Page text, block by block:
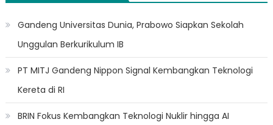
Gandeng Universitas Dunia, Prabowo Siapkan Sekolah
Unggulan Berkurikulum IB
PT MITJ Gandeng Nippon Signal Kembangkan Teknologi
Kereta di RI
BRIN Fokus Kembangkan Teknologi Nuklir hingga AI